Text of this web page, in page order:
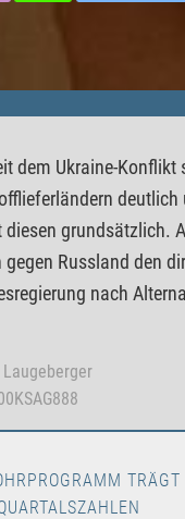
dem Ukraine-
grundsätzlich.
Russland den
nach
TRÄGT